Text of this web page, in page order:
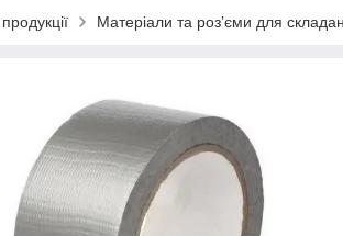
Матеріали та розʼєми для